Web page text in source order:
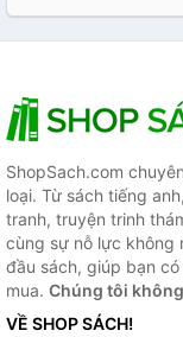
ShopSach.com
loại. Từ sách tiếng
tranh, truyện trinh
cùng sự nỗ lực không
đầu sách, giúp bạn
mua. Chúng tôi
VỀ SHOP SÁCH!